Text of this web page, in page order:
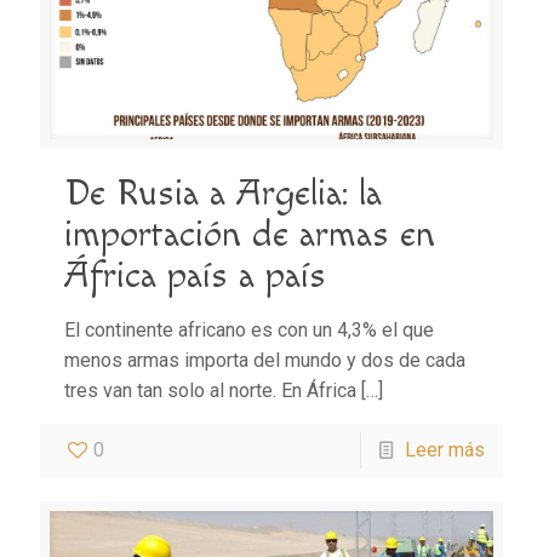
De Rusia a Argelia: la
importación de armas en
África país a país
El continente africano es con un 4,3% el que
menos armas importa del mundo y dos de cada
tres van tan solo al norte. En África […]
0 Leer más